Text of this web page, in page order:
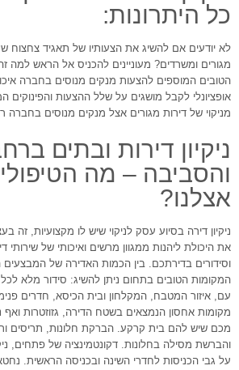
כל היתרונות:
לא יודעים אם להשיג את הצעותיו של תאגיד צחצוח
מגורים ומשרדים? מעוניינים להכניס אל הראש למה
הטובים המוספים להצעות מנקים מנוסים בחברה
אופציונלי לקבל מושגים על שלל ההצעות
מניקוי של דירות מגורים אצל מנקים מנוסים בחברה
ניקיון דירות ובתים
והסביבה – מה
אצלנו?
ניקיון דירה בסיוע עסק לניקוי שיש לו מקצועיות, זה
את היכולת ליהנות ממגוון מרשים ואיכותי של שירותי
וסידורים בדירתכם. בין הכמות האדירה של
המקומות הטובים בתחום ניתן להשיג: סידור מלא
עם, איזור המטבח, המקלחון ובית הכיסא, חדרים
מקומות אחסון הנמצאים בשטח הדירה, גזוזטרות ואף
מכם שיש להם בית קרקע. הברקת חלונות, תריסים
והברשת מסילה בחלונות. דקונטמינציה של פתחים,
על גבי הכניסות לחדרי השינה ובכניסה הראשית.